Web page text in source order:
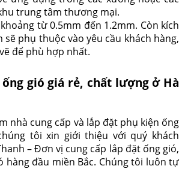
trung tâm thương mại.
từ 0.5mm đến 1.2mm. Còn kích
phụ thuộc vào yêu cầu khách hàng,
để phù hợp nhất.
gió giá rẻ, chất lượng ở Hà
nhà cung cấp và lắp đặt phụ kiện ống
tôi xin giới thiệu với quý khách
– Đơn vị cung cấp lắp đặt ống gió,
hàng đầu miền Bắc. Chúng tôi luôn tự